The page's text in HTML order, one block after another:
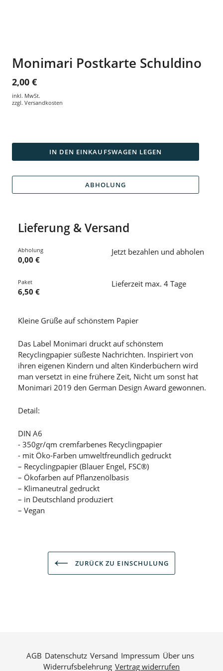
Monimari Postkarte Schuldino
2,00 €
inkl. MwSt.
zzgl. Versandkosten
IN DEN EINKAUFSWAGEN LEGEN
ABHOLUNG
Lieferung & Versand
Abholung
0,00 €
Jetzt bezahlen und abholen
Paket
6,50 €
Lieferzeit max. 4 Tage
Kleine Grüße auf schönstem Papier
Das Label Monimari druckt auf schönstem
Recyclingpapier süßeste Nachrichten. Inspiriert von
ihren eigenen Kindern und alten Kinderbüchern wird
man versetzt in eine frühere Zeit, Nicht um sonst hat
Monimari 2019 den German Design Award gewonnen.
Detail:
DIN A6
- 350gr/qm cremfarbenes Recyclingpapier
- mit Öko-Farben umweltfreundlich gedruckt
– Recyclingpapier (Blauer Engel, FSC®)
– Ökofarben auf Pflanzenölbasis
– Klimaneutral gedruckt
– in Deutschland produziert
– Vegan
ZURÜCK ZU EINSCHULUNG
AGB Datenschutz Versand Impressum Über uns
Widerrufsbelehrung Vertrag widerrufen